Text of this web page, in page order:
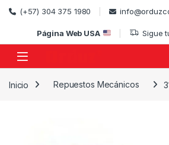
Skip to navigation
Skip to content
(+57) 304 375 1980
Página Web USA Sigue
Inicio Repuestos Mecánicos